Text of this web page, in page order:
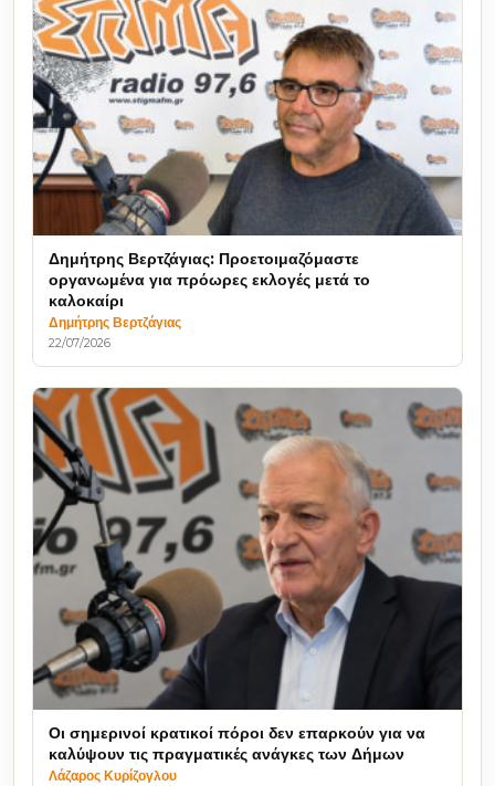
Δημήτρης Βερτζάγιας: Προετοιμαζόμαστε
οργανωμένα για πρόωρες εκλογές μετά το
καλοκαίρι
Δημήτρης Βερτζάγιας
22/07/2026
Οι σημερινοί κρατικοί πόροι δεν επαρκούν για να
καλύψουν τις πραγματικές ανάγκες των Δήμων
Λάζαρος Κυρίζογλου